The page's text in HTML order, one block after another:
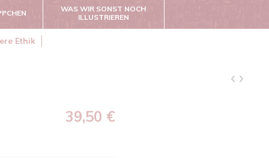
WAS WIR SONST NOCH
ILLUSTRIEREN
Ethik
39,50 €